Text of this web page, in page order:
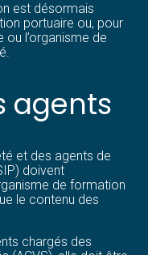
est désormais
portuaire ou, pour
l’organisme de
agents
et des agents de
doivent
de formation
le contenu des
chargés des